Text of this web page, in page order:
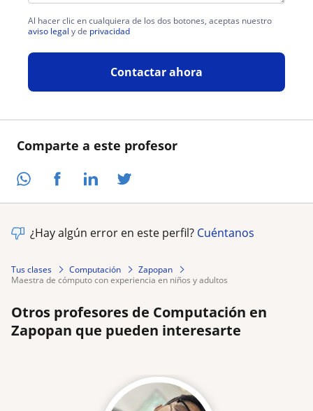
Comparte a este profesor
Al hacer clic en cualquiera de los dos botones, aceptas nuestro
aviso legal y de privacidad
Contactar ahora
¿Hay algún error en este perfil? Cuéntanos
Tus clases Computación
Zapopan
maestra de cómputo con experiencia en niños y adultos
Otros profesores de Computación en
Zapopan que pueden interesarte